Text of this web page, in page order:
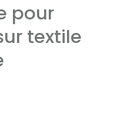
pour
textile